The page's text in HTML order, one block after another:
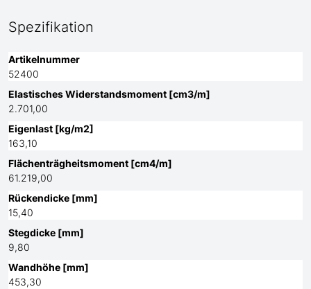
Spezifikation
Artikelnummer
52400
Elastisches Widerstandsmoment [cm3/m]
2.701,00
Eigenlast [kg/m2]
163,10
Flächenträgheitsmoment [cm4/m]
61.219,00
Rückendicke [mm]
15,40
Stegdicke [mm]
9,80
Wandhöhe [mm]
453,30